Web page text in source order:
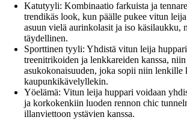
Katutyyli: Kombinaatio farkuista ja
trendikäs look, kun päälle pukee vitun
asuun vielä aurinkolasit ja iso käsilaukku,
täydellinen.
Sporttinen tyyli: Yhdistä vitun leija
treenitrikoiden ja lenkkareiden kanssa,
asukokonaisuuden, joka sopii niin lenkille
kaupunkikävelyllekin.
Yöelämä: Vitun leija huppari voidaan
ja korkokenkiin luoden rennon chic
illanviettoon ystävien kanssa.